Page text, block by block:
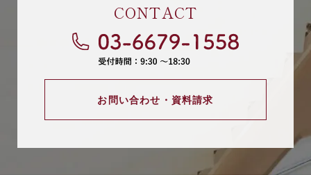
CONTACT
お問い合わせ・資料請求